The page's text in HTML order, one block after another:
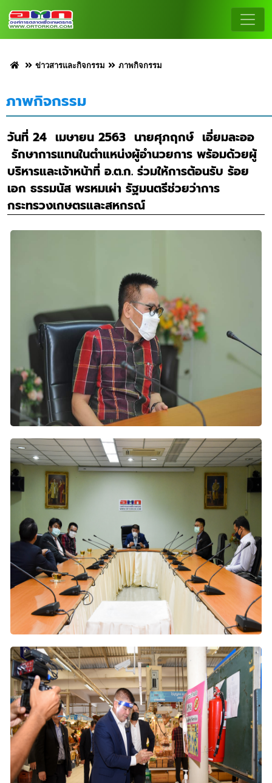
ข่าวสารและกิจกรรม ภาพกิจกรรม
ภาพกิจกรรม
วันที่ 24 เมษายน 2563 นายศุภฤกษ์ เอี่ยมละออ
รักษาการแทนในตำแหน่งผู้อำนวยการ พร้อมด้วยผู้
บริหารและเจ้าหน้าที่ อ.ต.ก. ร่วมให้การต้อนรับ ร้อย
เอก ธรรมนัส พรหมเผ่า รัฐมนตรีช่วยว่าการ
กระทรวงเกษตรและสหกรณ์